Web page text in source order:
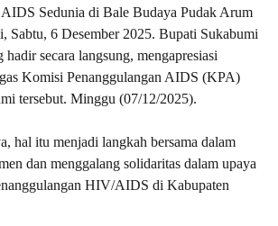
Sedunia di Bale Budaya Pudak Arum
Sabtu, 6 Desember 2025. Bupati Sukabumi
hadir secara langsung, mengapresiasi
Komisi Penanggulangan AIDS (KPA)
tersebut. Minggu (07/12/2025).
hal itu menjadi langkah bersama dalam
dan menggalang solidaritas dalam upaya
HIV/AIDS di Kabupaten